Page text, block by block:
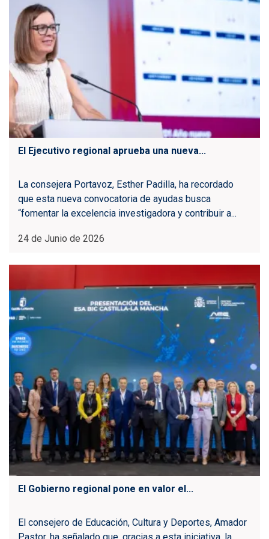
El Ejecutivo regional aprueba una nueva...
La consejera Portavoz, Esther Padilla, ha recordado
que esta nueva convocatoria de ayudas busca
“fomentar la excelencia investigadora y contribuir a...
24 de Junio de 2026
El Gobierno regional pone en valor el...
El consejero de Educación, Cultura y Deportes, Amador